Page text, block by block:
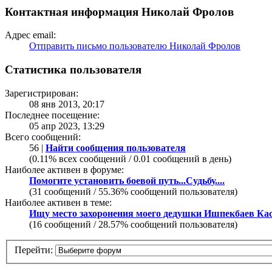
Контактная информация Николай Фролов
Адрес email:
Отправить письмо пользователю Николай Фролов
Статистика пользователя
Зарегистрирован:
08 янв 2013, 20:17
Последнее посещение:
05 апр 2023, 13:29
Всего сообщений:
56 | Найти сообщения пользователя
(0.11% всех сообщений / 0.01 сообщений в день)
Наиболее активен в форуме:
Помогите установить боевой путь...Судьбу....
(31 сообщений / 55.36% сообщений пользователя)
Наиболее активен в теме:
Ищу место захоронения моего дедушки Ишпекбаев
(16 сообщений / 28.57% сообщений пользователя)
Перейти: